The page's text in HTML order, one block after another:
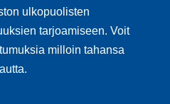
ulkopuolisten
tarjoamiseen. Voit
milloin tahansa
Saavutettavuusseloste
Tietosuoja
Evästeet